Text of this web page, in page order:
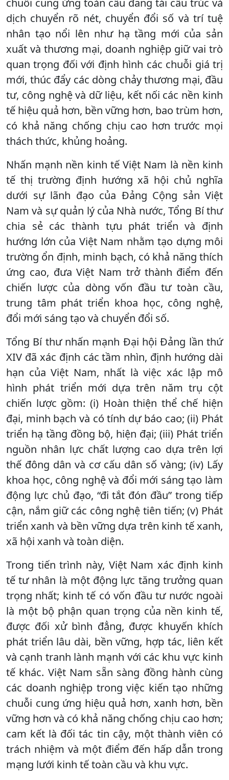
chuỗi cung ứng toàn cầu đang tái cấu trúc và
dịch chuyển rõ nét, chuyển đổi số và trí tuệ
nhân tạo nổi lên như hạ tầng mới của sản
xuất và thương mại, doanh nghiệp giữ vai trò
quan trọng đối với định hình các chuỗi giá trị
mới, thúc đẩy các dòng chảy thương mại, đầu
tư, công nghệ và dữ liệu, kết nối các nền kinh
tế hiệu quả hơn, bền vững hơn, bao trùm hơn,
có khả năng chống chịu cao hơn trước mọi
thách thức, khủng hoảng.
Nhấn mạnh nền kinh tế Việt Nam là nền kinh
tế thị trường định hướng xã hội chủ nghĩa
dưới sự lãnh đạo của Đảng Cộng sản Việt
Nam và sự quản lý của Nhà nước, Tổng Bí thư
chia sẻ các thành tựu phát triển và định
hướng lớn của Việt Nam nhằm tạo dựng môi
trường ổn định, minh bạch, có khả năng thích
ứng cao, đưa Việt Nam trở thành điểm đến
chiến lược của dòng vốn đầu tư toàn cầu,
trung tâm phát triển khoa học, công nghệ,
đổi mới sáng tạo và chuyển đổi số.
Tổng Bí thư nhấn mạnh Đại hội Đảng lần thứ
XIV đã xác định các tầm nhìn, định hướng dài
hạn của Việt Nam, nhất là việc xác lập mô
hình phát triển mới dựa trên năm trụ cột
chiến lược gồm: (i) Hoàn thiện thể chế hiện
đại, minh bạch và có tính dự báo cao; (ii) Phát
triển hạ tầng đồng bộ, hiện đại; (iii) Phát triển
nguồn nhân lực chất lượng cao dựa trên lợi
thế đông dân và cơ cấu dân số vàng; (iv) Lấy
khoa học, công nghệ và đổi mới sáng tạo làm
động lực chủ đạo, “đi tắt đón đầu” trong tiếp
cận, nắm giữ các công nghệ tiên tiến; (v) Phát
triển xanh và bền vững dựa trên kinh tế xanh,
xã hội xanh và toàn diện.
Trong tiến trình này, Việt Nam xác định kinh
tế tư nhân là một động lực tăng trưởng quan
trọng nhất; kinh tế có vốn đầu tư nước ngoài
là một bộ phận quan trọng của nền kinh tế,
được đối xử bình đẳng, được khuyến khích
phát triển lâu dài, bền vững, hợp tác, liên kết
và cạnh tranh lành mạnh với các khu vực kinh
tế khác. Việt Nam sẵn sàng đồng hành cùng
các doanh nghiệp trong việc kiến tạo những
chuỗi cung ứng hiệu quả hơn, xanh hơn, bền
vững hơn và có khả năng chống chịu cao hơn;
cam kết là đối tác tin cậy, một thành viên có
trách nhiệm và một điểm đến hấp dẫn trong
mạng lưới kinh tế toàn cầu và khu vực.